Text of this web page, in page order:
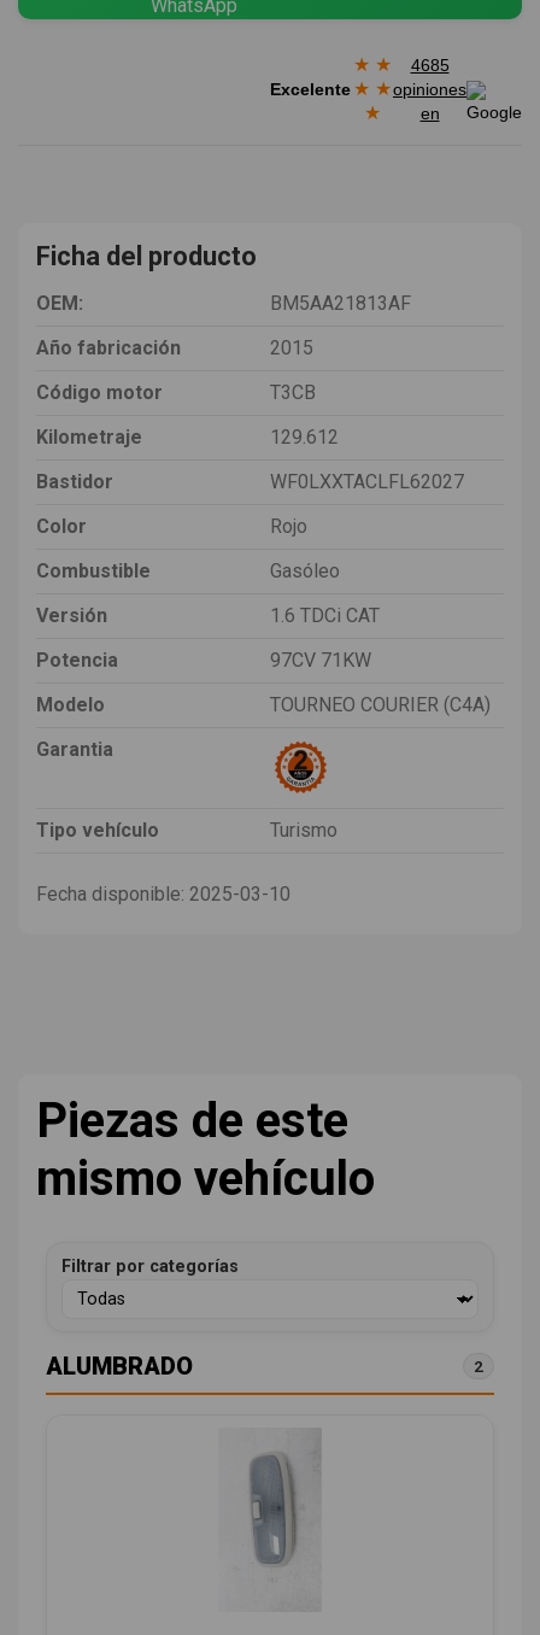
Excelente
★ ★
★ ★
★
4685
opiniones
en
Ficha del producto
OEM:
BM5AA21813AF
Año fabricación
2015
Código motor
T3CB
Kilometraje
129.612
Bastidor
WF0LXXTACLFL62027
Color
Rojo
Combustible
Gasóleo
Versión
1.6 TDCi CAT
Potencia
97CV 71KW
Modelo
TOURNEO COURIER (C4A)
Garantia
Tipo vehículo Turismo
Fecha disponible: 2025-03-10
Piezas de este
mismo vehículo
Filtrar por categorías
ALUMBRADO 2